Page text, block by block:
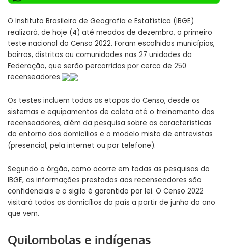
O Instituto Brasileiro de Geografia e Estatística (IBGE)
realizará, de hoje (4) até meados de dezembro, o primeiro
teste nacional do Censo 2022. Foram escolhidos municípios,
bairros, distritos ou comunidades nas 27 unidades da
Federação, que serão percorridos por cerca de 250
recenseadores.
Os testes incluem todas as etapas do Censo, desde os
sistemas e equipamentos de coleta até o treinamento dos
recenseadores, além da pesquisa sobre as características
do entorno dos domicílios e o modelo misto de entrevistas
(presencial, pela internet ou por telefone).
Segundo o órgão, como ocorre em todas as pesquisas do
IBGE, as informações prestadas aos recenseadores são
confidenciais e o sigilo é garantido por lei. O Censo 2022
visitará todos os domicílios do país a partir de junho do ano
que vem.
Quilombolas e indígenas